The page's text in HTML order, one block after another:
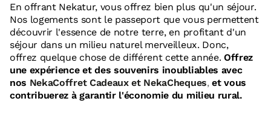
En offrant Nekatur, vous offrez bien plus qu'un séjour.
Nos logements sont le passeport que vous permettent
découvrir l'essence de notre terre, en profitant d'un
séjour dans un milieu naturel merveilleux. Donc,
offrez quelque chose de différent cette année. Offrez
une expérience et des souvenirs inoubliables avec
nos NekaCoffret Cadeaux et NekaCheques,et vous
contribuerez à garantir l'économie du milieu rural.